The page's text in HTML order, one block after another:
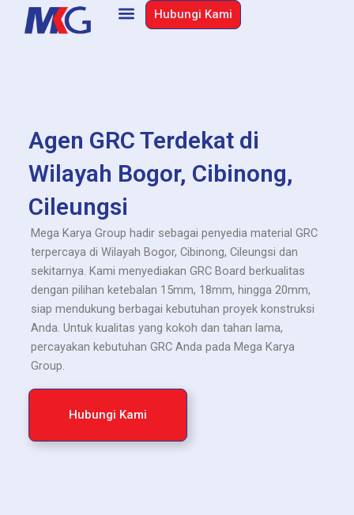
Hubungi Kami
Agen GRC Terdekat di
Wilayah Bogor, Cibinong,
Cileungsi
Mega Karya Group hadir sebagai penyedia material GRC
terpercaya di Wilayah Bogor, Cibinong, Cileungsi dan
sekitarnya. Kami menyediakan GRC Board berkualitas
dengan pilihan ketebalan 15mm, 18mm, hingga 20mm,
siap mendukung berbagai kebutuhan proyek konstruksi
Anda. Untuk kualitas yang kokoh dan tahan lama,
percayakan kebutuhan GRC Anda pada Mega Karya
Group.
Hubungi Kami